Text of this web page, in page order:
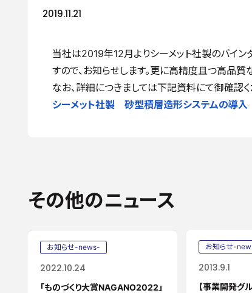
2019.11.21
当社は2019年12月よりシーメット社製のバイ
すので、お知らせします。更に高精度且つ高品
なお、詳細につきましては下記資料にて御確認く
シーメット社製 砂型積層造形システムの導入
その他のニュース
お知らせ-news-
2022.10.24
「ものづくり大賞NAGANO2022」
お知らせ-
2013.9.1
【事業開発グ